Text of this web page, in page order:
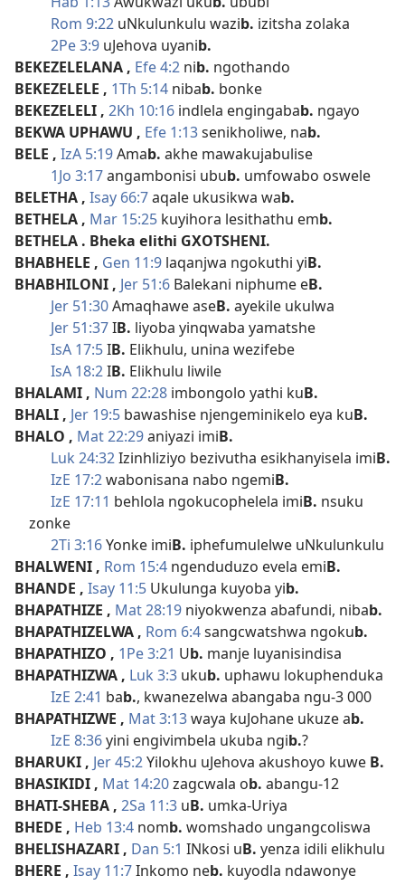
Rom 9:22 uNkulunkulu wazib. izitsha zolaka
2Pe 3:9 uJehova uyanib.
BEKEZELELANA , Efe 4:2 nib. ngothando
BEKEZELELE , 1Th 5:14 nibab. bonke
BEKEZELELI , 2Kh 10:16 indlela engingabab. ngayo
BEKWA UPHAWU , Efe 1:13senikholiwe, nab.
BELE , IzA 5:19Amab. akhe mawakujabulise
1Jo 3:17angambonisi ubub. umfowabo oswele
BELETHA , Isay 66:7aqale ukusikwa wab.
BETHELA , Mar 15:25 kuyihora lesithathu emb.
BETHELA . Bheka elithi GXOTSHENI.
BHABHELE , Gen 11:9 laqanjwa ngokuthi yiB.
BHABHILONI , Jer 51:6 Balekani niphume eB.
Jer 51:30Amaqhawe aseB. ayekile ukulwa
Jer 51:37IB. liyoba yinqwaba yamatshe
IsA 17:5IB. Elikhulu, unina wezifebe
IsA 18:2IB. Elikhulu liwile
BHALAMI , Num 22:28 imbongolo yathi kuB.
BHALI , Jer 19:5 bawashise njengeminikelo eya kuB.
BHALO , Mat 22:29aniyazi imiB.
Luk 24:32Izinhliziyo bezivutha esikhanyisela imiB.
IzE 17:2wabonisana nabo ngemiB.
IzE 17:11 behlola ngokucophelela imiB. nsuku
zonke
2Ti 3:16Yonke imiB. iphefumulelwe uNkulunkulu
BHALWENI , Rom 15:4 ngenduduzo evela emiB.
BHANDE , Isay 11:5 Ukulunga kuyoba yib.
BHAPATHIZE , Mat 28:19 niyokwenza abafundi, nibab.
BHAPATHIZELWA , Rom 6:4sangcwatshwa ngokub.
BHAPATHIZO , 1Pe 3:21 Ub. manje luyanisindisa
BHAPATHIZWA , Luk 3:3 ukub. uphawu lokuphenduka
IzE 2:41 bab., kwanezelwa abangaba ngu-3 000
BHAPATHIZWE , Mat 3:13waya kuJohane ukuze ab.
IzE 8:36yini engivimbela ukuba ngib.?
BHARUKI , Jer 45:2Yilokhu uJehova akushoyo kuwe B.
BHASIKIDI , Mat 14:20zagcwala ob. abangu-12
BHATI-SHEBA , 2Sa 11:3 uB. umka-Uriya
BHEDE , Heb 13:4 nomb. womshado ungangcoliswa
BHELISHAZARI , Dan 5:1 INkosi uB. yenza idili elikhulu
BHERE , Isay 11:7Inkomo neb. kuyodla ndawonye